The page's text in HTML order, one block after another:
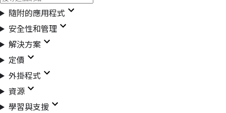
隨附的應用程式
安全性和管理
解決方案
定價
外掛程式
資源
學習與支援